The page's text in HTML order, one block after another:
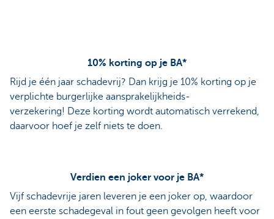
10% korting op je BA*
Rijd je één jaar schadevrij? Dan krijg je 10% korting op je
verplichte burgerlijke aansprakelijkheids-
verzekering! Deze korting wordt automatisch verrekend,
daarvoor hoef je zelf niets te doen.
Verdien een joker voor je BA*
Vijf schadevrije jaren leveren je een joker op, waardoor
een eerste schadegeval in fout geen gevolgen heeft voor